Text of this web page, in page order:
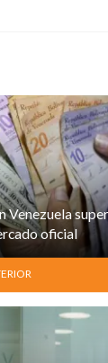
Venezuela
oficial